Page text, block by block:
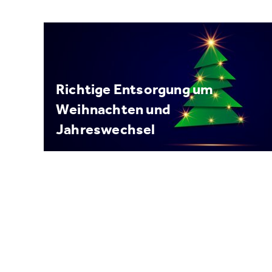
Richtige Entsorgung um
Weihnachten und
Jahreswechsel